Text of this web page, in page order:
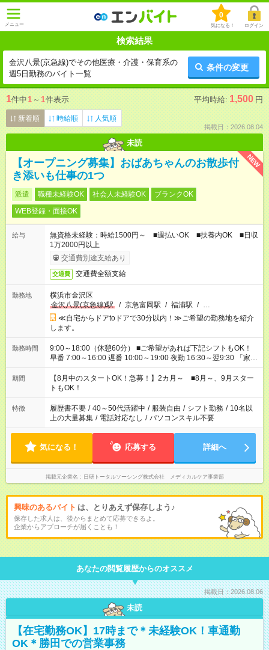
メニュー
0
気になる！ ログイン
検索結果
金沢八景(京急線)でその他医療・介護・保育系の
週5日勤務のバイト一覧
条件の変更
1件中1 ～ 1件表示 平均時給: 1,500 円
新着順 時給順 人気順
掲載日：2026.08.04
未読
NEW
【オープニング募集】おばあちゃんのお散歩付
き添いも仕事の1つ
派遣 職種未経験OK 社会人未経験OK
ブランクOK
WEB登録・面接OK
給与
無資格未経験：時給1500円～ ■週払いOK ■扶養内OK ■日収
1万2000円以上
交通費別途支給あり
交通費 交通費全額支給
勤務地
横浜市金沢区
金沢八景(京急線)駅
/ 京急富岡駅 / 福浦駅 / …
≪自宅からドアtoドアで30分以内！≫ご希望の勤務地を紹介
します。
勤務時間
9:00～18:00（休憩60分） ■ご希望があれば下記シフトもOK！
早番 7:00～16:00 遅番 10:00～19:00 夜勤 16:30～翌9:30 「家族
と休みを合わせたい」 「余裕を持って夕飯の準備がしたい」
「できれば残業はしたくない」 など、ご希望を教えてください
ね。 ※Wワーク希望の方へ 今ご覧のお仕事で希望する勤務時間
と、もう1つのお仕事の勤務時間。 合計で週40時間を超える場
合は応募できません。
期間
【8月中のスタートOK！急募！】2カ月～ ■8月～、9月スター
トもOK！
特徴 履歴書不要 / 40～50代活躍中 / 服装自由 / シフト勤務 / 10名以
上の大量募集 / 電話対応なし / パソコンスキル不要
気になる！ 応募する 詳細へ
掲載元企業名 日研トータルソーシング株式会社 メディカルケア事業部
興味のあるバイト は、とりあえず保存しよう♪
保存した求人は、後からまとめて応募できるよ。
企業からアプローチが届くことも！
あなたの閲覧履歴からのオススメ
掲載日：2026.08.06
未読
【在宅勤務OK】17時まで＊未経験OK！車通勤
OK＊勝田での営業事務